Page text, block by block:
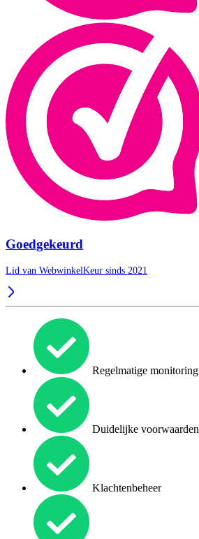
Goedgekeurd
Lid van WebwinkelKeur sinds 2021
Regelmatige monitoring
Duidelijke voorwaarden
Klachtenbeheer